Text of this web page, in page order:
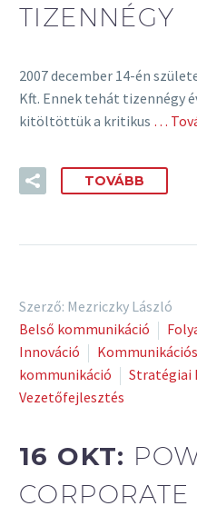
TIZENNÉGY
2007 december 14-én
Kft. Ennek tehát tizennégy
kitöltöttük a kritikus …
TOVÁBB
Szerző: Mezriczky László
Belső kommunikáció
Innováció
kommunikáció
Stratégiai
Vezetőfejlesztés
16 OKT:
CORPORATE